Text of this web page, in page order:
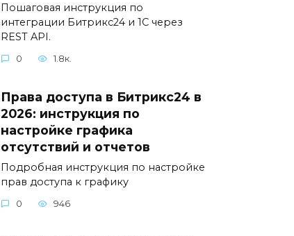
Пошаговая инструкция по
интеграции Битрикс24 и 1С через
REST API.
0 1.8к.
Права доступа в Битрикс24 в
2026: инструкция по
настройке графика
отсутствий и отчетов
Подробная инструкция по настройке
прав доступа к графику
0 946